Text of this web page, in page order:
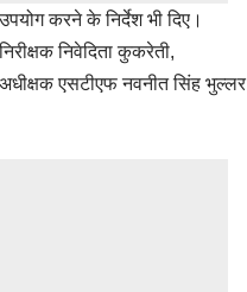
करने के निर्देश भी दिए।
निवेदिता कुकरेती,
एसटीएफ नवनीत सिंह भुल्लर